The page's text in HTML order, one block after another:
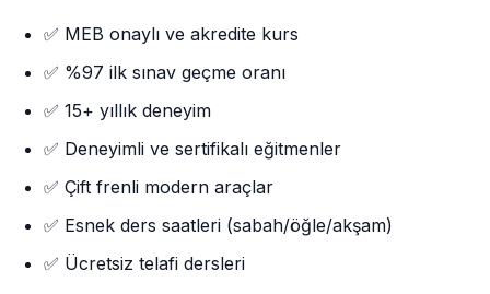
✅ MEB onaylı ve akredite kurs
✅ %97 ilk sınav geçme oranı
✅ 15+ yıllık deneyim
✅ Deneyimli ve sertifikalı eğitmenler
✅ Çift frenli modern araçlar
✅ Esnek ders saatleri (sabah/öğle/akşam)
✅ Ücretsiz telafi dersleri